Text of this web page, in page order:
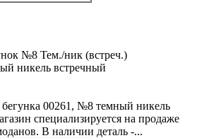
никель встречный
00261, №8 темный никель
специализируется на продаже
В наличии деталь -...